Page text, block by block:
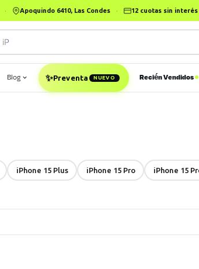
· Apoquindo 6410, Las Condes · 12 cuotas sin
MacBook Pro
Blog ✨Preventa NUEVO Recién Vendidos
iPhone 15 Plus iPhone 15 Pro iPhone 15